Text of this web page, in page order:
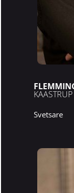
KAASTRUP
Svetsare